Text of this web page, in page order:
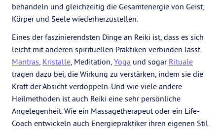
behandeln und gleichzeitig die Gesamtenergie von Geist,
Körper und Seele wiederherzustellen.
Eines der faszinierendsten Dinge an Reiki ist, dass es sich
leicht mit anderen spirituellen Praktiken verbinden lässt.
Mantras, Kristalle, Meditation, Yoga und sogar Rituale
tragen dazu bei, die Wirkung zu verstärken, indem sie die
Kraft der Absicht verdoppeln. Und wie viele andere
Heilmethoden ist auch Reiki eine sehr persönliche
Angelegenheit. Wie ein Massagetherapeut oder ein Life-
Coach entwickeln auch Energiepraktiker ihren eigenen Stil.